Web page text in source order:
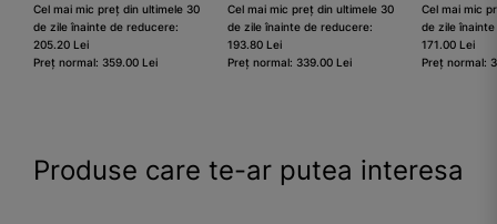
Cel mai mic preț din ultimele 30
de zile înainte de reducere:
205.20 Lei
Preț normal: 359.00 Lei
Cel mai mic preț din ultimele 30
de zile înainte de reducere:
193.80 Lei
Preț normal: 339.00 Lei
Cel mai mic
de zile
171.00 Lei
Preț normal:
Produse care te-ar putea interesa